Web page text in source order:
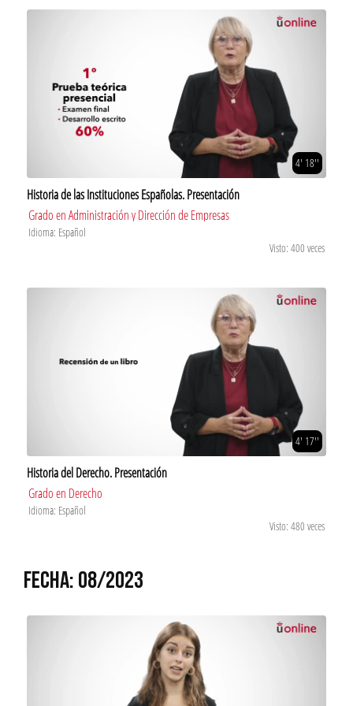
4' 18''
Historia de las Instituciones Españolas. Presentación
Grado en Administración y Dirección de Empresas
Idioma: Español
Visto: 400 veces
4' 17''
Historia del Derecho. Presentación
Grado en Derecho
Idioma: Español
Visto: 480 veces
FECHA: 08/2023